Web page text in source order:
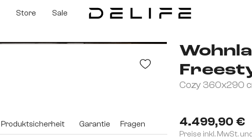
Store Sale
Cozy 360x290
4.499,90 €
Preise inkl. MwSt.
Produktsicherheit Garantie Fragen